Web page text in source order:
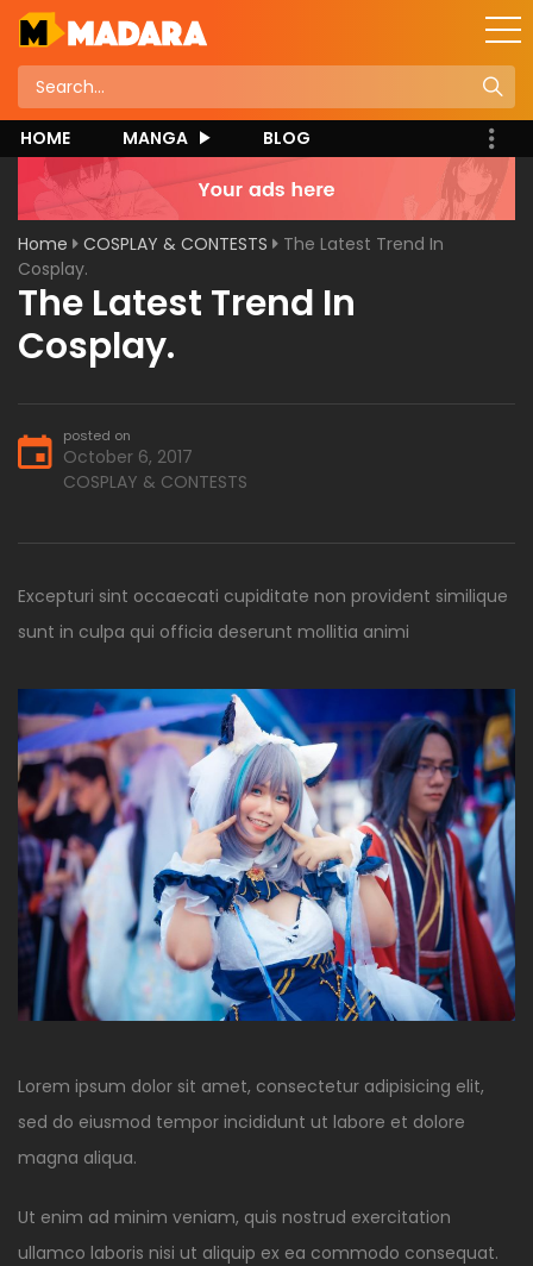
HOME MANGA BLOG
Home COSPLAY & CONTESTS
The Latest Trend In
Cosplay.
The Latest Trend In
Cosplay.
posted on
October 6, 2017
COSPLAY & CONTESTS
Excepturi sint occaecati cupiditate non provident similique
sunt in culpa qui officia deserunt mollitia animi
Lorem ipsum dolor sit amet, consectetur adipisicing elit,
sed do eiusmod tempor incididunt ut labore et dolore
magna aliqua.
Ut enim ad minim veniam, quis nostrud exercitation
ullamco laboris nisi ut aliquip ex ea commodo consequat.